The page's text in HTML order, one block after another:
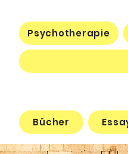
Psychotherapie
Bücher